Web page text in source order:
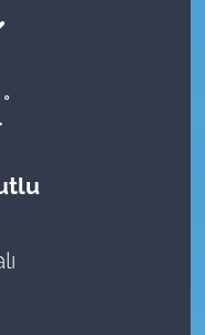
°